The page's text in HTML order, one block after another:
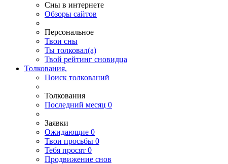
Сны в интернете
Обзоры сайтов
Персональное
Твои сны
Ты толковал(а)
Твой рейтинг сновидца
Толкования,
Поиск толкований
Толкования
Последний месяц 0
Заявки
Ожидающие 0
Твои просьбы 0
Тебя просят 0
Продвижение снов